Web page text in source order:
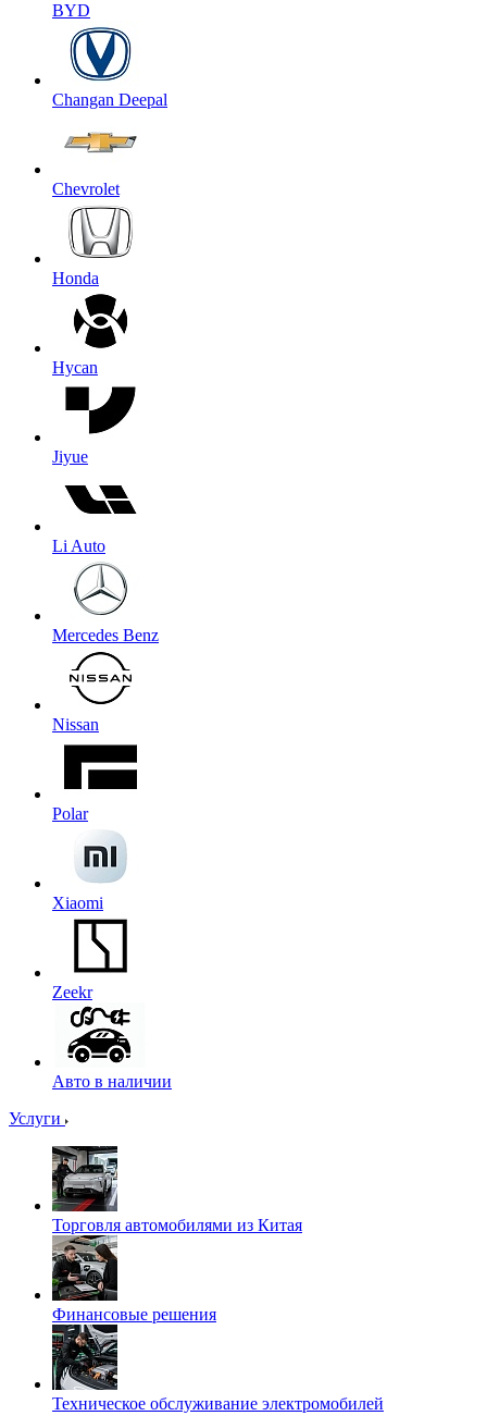
BYD
Changan Deepal
Chevrolet
Honda
Hycan
Jiyue
Li Auto
Mercedes Benz
Nissan
Polar
Xiaomi
Zeekr
Авто в наличии
Услуги
Торговля автомобилями из Китая
Финансовые решения
Техническое обслуживание электромобилей